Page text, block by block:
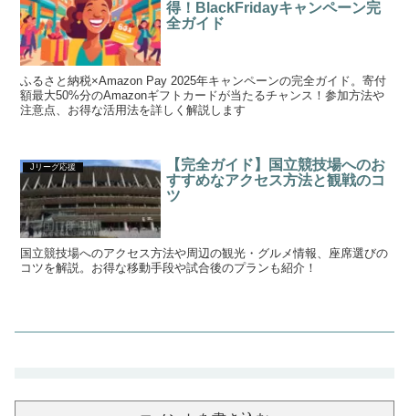
得！BlackFridayキャンペーン完
全ガイド
ふるさと納税×Amazon Pay 2025年キャンペーンの完全ガイド。寄付
額最大50%分のAmazonギフトカードが当たるチャンス！参加方法や
注意点、お得な活用法を詳しく解説します
Jリーグ応援
【完全ガイド】国立競技場へのお
すすめなアクセス方法と観戦のコ
ツ
国立競技場へのアクセス方法や周辺の観光・グルメ情報、座席選びの
コツを解説。お得な移動手段や試合後のプランも紹介！